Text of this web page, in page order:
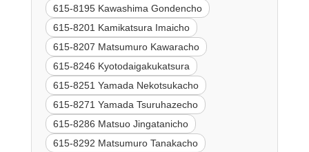
615-8195 Kawashima Gondencho
615-8201 Kamikatsura Imaicho
615-8207 Matsumuro Kawaracho
615-8246 Kyotodaigakukatsura
615-8251 Yamada Nekotsukacho
615-8271 Yamada Tsuruhazecho
615-8286 Matsuo Jingatanicho
615-8292 Matsumuro Tanakacho